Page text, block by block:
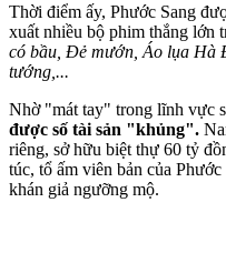
Thời điểm ấy, Phước Sang
xuất nhiều bộ phim thắng lớn
có bầu, Đẻ mướn, Áo lụa Hà
tướng,...
Nhờ "mát tay" trong lĩnh vực
được số tài sản "khủng".
riêng, sở hữu biệt thự 60 tỷ
túc, tổ ấm viên bản của
khán giả ngưỡng mộ.